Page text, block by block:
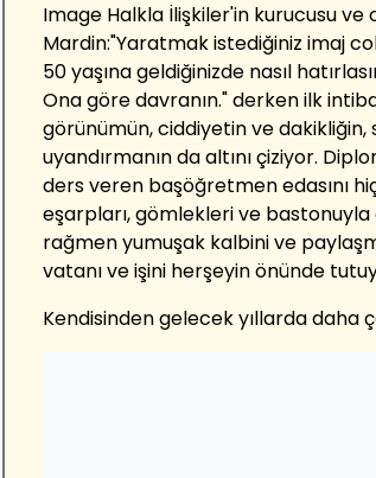
Image Halkla İlişkiler'in kurucusu ve
Mardin:"Yaratmak istediğiniz imaj
50 yaşına geldiğinizde nasıl
Ona göre davranın." derken ilk
görünümün, ciddiyetin ve dakikliğin,
uyandırmanın da altını çiziyor.
ders veren başöğretmen edasını
eşarpları, gömlekleri ve
rağmen yumuşak kalbini ve
vatanı ve işini herşeyin önünde
Kendisinden gelecek yıllarda daha